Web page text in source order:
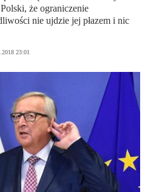
że ograniczenie
nie ujdzie jej płazem i nic
23:01